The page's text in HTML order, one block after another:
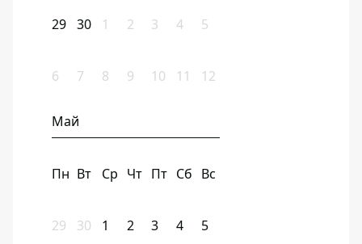
29 30 1 2 3 4 5
6 7 8 9 10 11 12
Май
Пн Вт Ср Чт Пт Сб Вс
29 30 1 2 3 4 5